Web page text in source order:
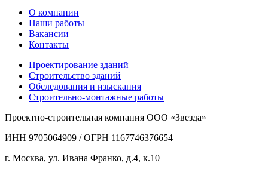
О компании
Наши работы
Вакансии
Контакты
Проектирование зданий
Строительство зданий
Обследования и изыскания
Строительно-монтажные работы
Проектно-строительная компания ООО «Звезда»
ИНН 9705064909 / ОГРН 1167746376654
г. Москва, ул. Ивана Франко, д.4, к.10